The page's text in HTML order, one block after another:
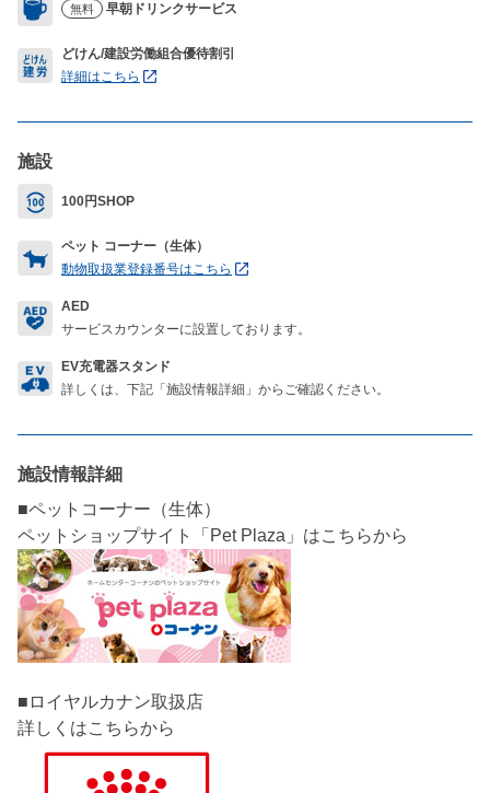
無料 早朝ドリンクサービス
どけん/建設労働組合優待割引
詳細はこちら
施設
100円SHOP
ペット コーナー（生体）
動物取扱業登録番号はこちら
AED
サービスカウンターに設置しております。
EV充電器スタンド
詳しくは、下記「施設情報詳細」からご確認ください。
施設情報詳細
■ペットコーナー（生体）
■ロイヤルカナン取扱店